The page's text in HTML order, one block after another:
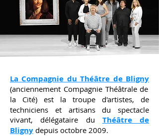
La Compagnie du Théâtre de Bligny
(anciennement Compagnie Théâtrale de
la Cité)
est la troupe d'artistes, de
techniciens et artisans du spectacle
vivant, délégataire du Théâtre de
Bligny depuis octobre 2009.